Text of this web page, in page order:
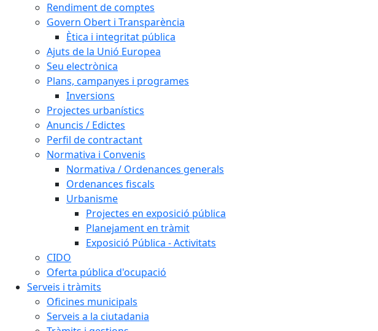
Rendiment de comptes
Govern Obert i Transparència
Ètica i integritat pública
Ajuts de la Unió Europea
Seu electrònica
Plans, campanyes i programes
Inversions
Projectes urbanístics
Anuncis / Edictes
Perfil de contractant
Normativa i Convenis
Normativa / Ordenances generals
Ordenances fiscals
Urbanisme
Projectes en exposició pública
Planejament en tràmit
Exposició Pública - Activitats
CIDO
Oferta pública d'ocupació
Serveis i tràmits
Oficines municipals
Serveis a la ciutadania